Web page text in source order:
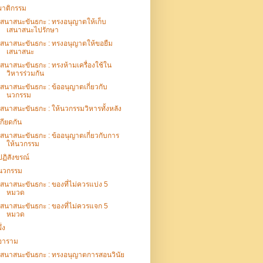
าติกรรม
สนาสนะขันธกะ : ทรงอนุญาตให้เก็บ
เสนาสนะไปรักษา
สนาสนะขันธกะ : ทรงอนุญาตให้ขอยืม
เสนาสนะ
สนาสนะขันธกะ : ทรงห้ามเครื่องใช้ใน
วิหารร่วมกัน
สนาสนะขันธกะ : ข้ออนุญาตเกี่ยวกับ
นวกรรม
สนาสนะขันธกะ : ให้นวกรรมวิหารทั้งหลัง
กียดกัน
สนาสนะขันธกะ : ข้ออนุญาตเกี่ยวกับการ
ให้นวกรรม
ฏิสังขรณ์
วกรรม
สนาสนะขันธกะ : ของที่ไม่ควรแบ่ง 5
หมวด
สนาสนะขันธกะ : ของที่ไม่ควรแจก 5
หมวด
ง
าราม
สนาสนะขันธกะ : ทรงอนุญาตการสอนวินัย